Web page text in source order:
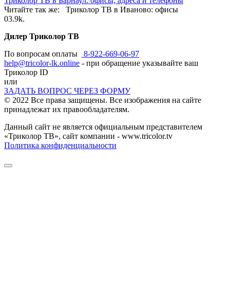
Читайте так же: Триколор ТВ в Иваново: офисы
03.9k.
Дилер Триколор ТВ
По вопросам оплаты
8-922-669-06-97
help@tricolor-lk.online - при обращение указывайте ваш
Триколор ID
или
ЗАДАТЬ ВОПРОС ЧЕРЕЗ ФОРМУ
© 2022 Все права защищены. Все изображения на сайте
принадлежат их правообладателям.
Данный сайт не является официальным представителем
«Триколор ТВ», сайт компании - www.tricolor.tv
Политика конфиденциальности